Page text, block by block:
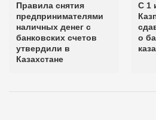
Правила снятия
предпринимателями
наличных денег с
банковских счетов
утвердили в
Казахстане
С 1
о